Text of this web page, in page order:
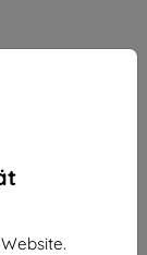
1 VII